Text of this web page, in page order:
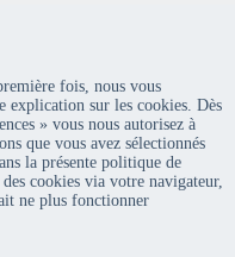
fois, nous vous
explication sur les cookies. Dès
» vous nous autorisez à
que vous avez sélectionnés
la présente politique de
cookies via votre navigateur,
ne plus fonctionner